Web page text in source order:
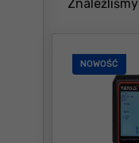
Znaleźliśmy
NOWOŚĆ